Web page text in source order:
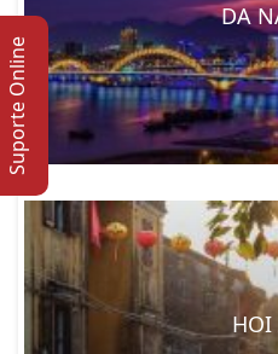
DA
HOI
Suporte Online